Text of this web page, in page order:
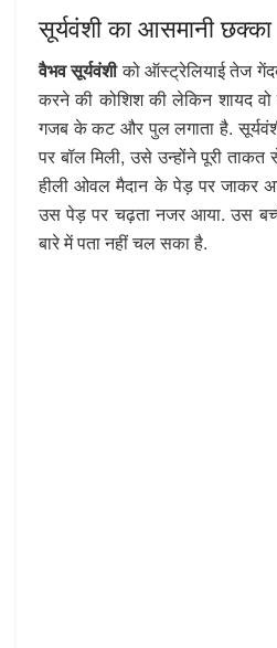
सूर्यवंशी का आसमानी छक्का
वैभव सूर्यवंशीको ऑस्ट्रेलियाई तेज
करने की कोशिश की लेकिन शायद
गजब के कट और पुल लगाता है.
पर बॉल मिली, उसे उन्होंने पूरी
हीली ओवल मैदान के पेड़ पर जाकर
उस पेड़ पर चढ़ता नजर आया. उस
बारे में पता नहीं चल सका है.